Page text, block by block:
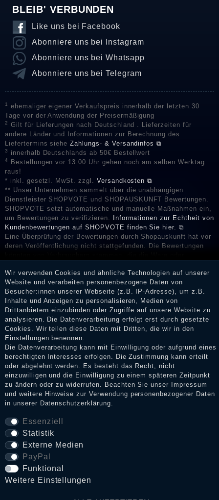
BLEIB' VERBUNDEN
Like uns bei Facebook
Abonniere uns bei Instagram
Abonniere uns bei Whatsapp
Abonniere uns bei Telegram
1
ehemaliger eigener Verkaufspreis innerhalb der letzten 30
Tage vor der Anwendung der Preisermäßigung
2
Gilt für Lieferungen nach Deutschland . Lieferzeiten für
andere Länder und Informationen zur Berechnung des
Liefertermins sieheZahlungs- & Versandinfos ⧉
3 innerhalb Deutschlands ab 50€ Bestellwert
4
Bestellungen vor 13.00 Uhr gehen noch am selben Werktag
raus!
* inkl. gesetzl. MwSt. zzgl. Versandkosten ⧉
** Unser Unternehmen sammelt über die unabhängigen
Dienstleister SHOPVOTE und SHOPAUSKUNFT Bewertungen.
SHOPVOTE setzt automatische und manuelle Maßnahmen ein,
um Bewertungen zu verifizieren.
Informationen zur Echtheit von
Kundenbewertungen auf SHOPVOTE finden Sie hier. ⧉
Eine Überprüfung der Bewertungen durch Shopauskunft hat vor
deren Veröffentlichung nicht stattgefunden. Die Bewertungen
Erhalt einer Benachrichtigungs-E-Mail können Händler die
Bewertungen verifizieren und über die erfolgte Verifizierung im
Shop informieren.
Impressum
Daten­schutz­erklärung
AGB
Widerrufs­recht
VERTRAG WIDERRUFEN
Wir verwenden Cookies und ähnliche Technologien auf unserer
Website und verarbeiten personenbezogene Daten von
Besucher:innen unserer Webseite (z.B. IP-Adresse), um z.B.
Inhalte und Anzeigen zu personalisieren, Medien von
Drittanbietern einzubinden oder Zugriffe auf unsere Website zu
analysieren. Die Datenverarbeitung erfolgt erst durch gesetzte
Cookies. Wir teilen diese Daten mit Dritten, die wir in den
Einstellungen benennen.
Die Datenverarbeitung kann mit Einwilligung oder aufgrund eines
berechtigten Interesses erfolgen. Die Zustimmung kann erteilt
oder abgelehnt werden. Es besteht das Recht, nicht
einzuwilligen und die Einwilligung zu einem späteren Zeitpunkt
zu ändern oder zu widerrufen. Beachten Sie unser
Impressum
und weitere Hinweise zur Verwendung personenbezogener Daten
in unserer Daten­schutz­erklärung.
Essenziell
Statistik
Externe Medien
PayPal
Funktional
Weitere Einstellungen